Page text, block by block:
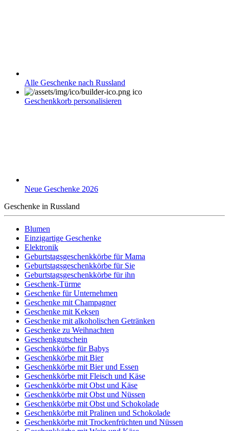
Alle Geschenke nach Russland
Geschenkkorb personalisieren
Neue Geschenke 2026
Geschenke in Russland
Blumen
Einzigartige Geschenke
Elektronik
Geburtstagsgeschenkkörbe für Mama
Geburtstagsgeschenkkörbe für Sie
Geburtstagsgeschenkkörbe für ihn
Geschenk-Türme
Geschenke für Unternehmen
Geschenke mit Champagner
Geschenke mit Keksen
Geschenke mit alkoholischen Getränken
Geschenke zu Weihnachten
Geschenkgutschein
Geschenkkörbe für Babys
Geschenkkörbe mit Bier
Geschenkkörbe mit Bier und Essen
Geschenkkörbe mit Fleisch und Käse
Geschenkkörbe mit Obst und Käse
Geschenkkörbe mit Obst und Nüssen
Geschenkkörbe mit Obst und Schokolade
Geschenkkörbe mit Pralinen und Schokolade
Geschenkkörbe mit Trockenfrüchten und Nüssen